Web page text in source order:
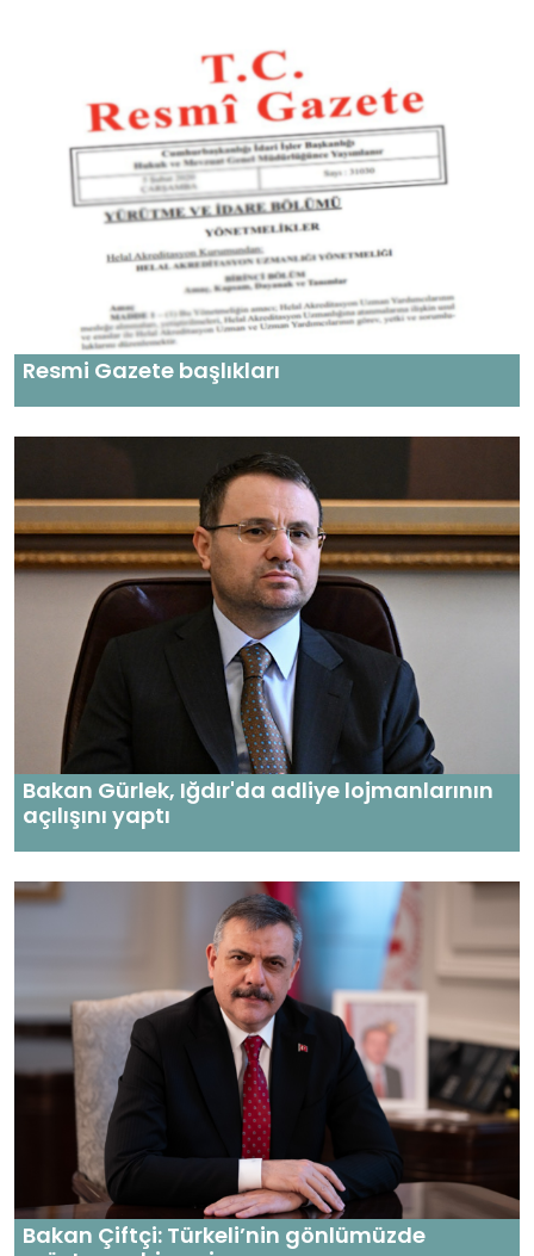
Resmi Gazete başlıkları
Bakan Gürlek, Iğdır'da adliye lojmanlarının
açılışını yaptı
Bakan Çiftçi: Türkeli’nin gönlümüzde